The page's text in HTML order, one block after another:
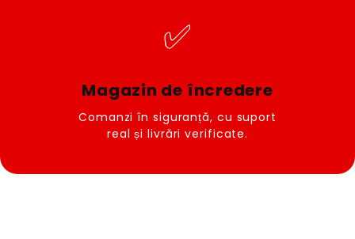
✅
Magazin de încredere
Comanzi în siguranță, cu suport
real și livrări verificate.